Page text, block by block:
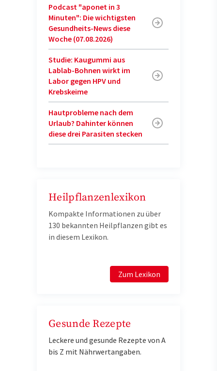
Podcast "aponet in 3
Minuten": Die wichtigsten
Gesundheits-News diese
Woche (07.08.2026)
Studie: Kaugummi aus
Lablab-Bohnen wirkt im
Labor gegen HPV und
Krebskeime
Hautprobleme nach dem
Urlaub? Dahinter können
diese drei Parasiten stecken
Heilpflanzenlexikon
Kompakte Informationen zu über
130 bekannten Heilpflanzen gibt es
in diesem Lexikon.
Zum Lexikon
Gesunde Rezepte
Leckere und gesunde Rezepte von A
bis Z mit Nährwertangaben.